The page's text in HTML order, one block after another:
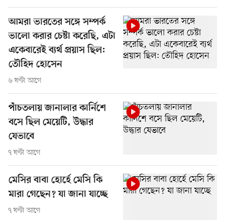
আমরা ভারতের সঙ্গে সম্পর্ক
ভালো করার চেষ্টা করেছি, এটা
একেবারেই ব্যর্থ প্রয়াস ছিল:
তৌহিদ হোসেন
৬ ঘণ্টা আগে
পাঁচতলায় জানালার কার্নিশে
বসে ছিল মেয়েটি, উদ্ধার
যেভাবে
৭ ঘণ্টা আগে
মেসির বাবা হোর্হে মেসি কি
মারা গেছেন? যা জানা যাচ্ছে
৭ ঘণ্টা আগে